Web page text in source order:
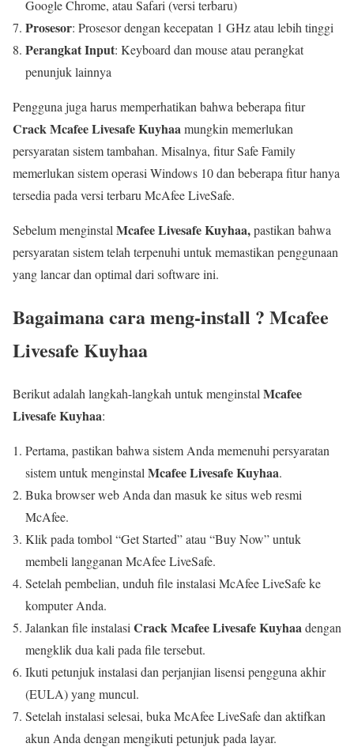
Google Chrome, atau Safari (versi terbaru)
Prosesor: Prosesor dengan kecepatan 1 GHz atau lebih tinggi
Perangkat Input: Keyboard dan mouse atau perangkat
penunjuk lainnya
Pengguna juga harus memperhatikan bahwa beberapa fitur
Crack Mcafee Livesafe Kuyhaa mungkin memerlukan
persyaratan sistem tambahan. Misalnya, fitur Safe Family
memerlukan sistem operasi Windows 10 dan beberapa fitur hanya
tersedia pada versi terbaru McAfee LiveSafe.
Sebelum menginstal Mcafee Livesafe Kuyhaa,pastikan bahwa
persyaratan sistem telah terpenuhi untuk memastikan penggunaan
yang lancar dan optimal dari software ini.
Bagaimana cara meng-install ? Mcafee
Livesafe Kuyhaa
Berikut adalah langkah-langkah untuk menginstalMcafee
Livesafe Kuyhaa:
Pertama, pastikan bahwa sistem Anda memenuhi persyaratan
sistem untuk menginstalMcafee Livesafe Kuyhaa.
Buka browser web Anda dan masuk ke situs web resmi
McAfee.
Klik pada tombol “Get Started” atau “Buy Now” untuk
membeli langganan McAfee LiveSafe.
Setelah pembelian, unduh file instalasi McAfee LiveSafe ke
komputer Anda.
Jalankan file instalasiCrack Mcafee Livesafe Kuyhaadengan
mengklik dua kali pada file tersebut.
Ikuti petunjuk instalasi dan perjanjian lisensi pengguna akhir
(EULA) yang muncul.
Setelah instalasi selesai, buka McAfee LiveSafe dan aktifkan
akun Anda dengan mengikuti petunjuk pada layar.